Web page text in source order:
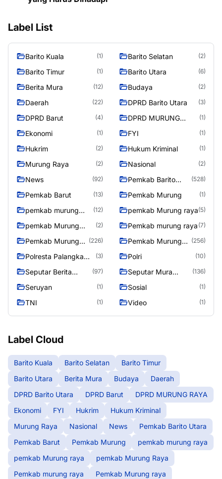
Label List
Barito Kuala (1) Barito Selatan (2)
Barito Timur (1) Barito Utara (6)
Berita Mura (12) Budaya (2)
Daerah (22) DPRD Barito Utara (3)
DPRD Barut (4)
DPRD MURUNG
(1)
Ekonomi (1) FYI (1)
Hukrim (2) Hukum Kriminal (1)
Murung Raya (2) Nasional (2)
News (92)
Pemkab Barito
(528)
Pemkab Barut (13) Pemkab Murung (1)
pemkab murung
(12) pemkab Murung raya(5)
pemkab Murung
(2) Pemkab murung raya (7)
Pemkab Murung
(226)
Pemkab Murung
(256)
Polresta Palangka
(3) Polri (10)
Seputar Berita
(97)
Seputar Mura
(136)
Seruyan (1) Sosial (1)
TNI (1) Video (1)
Label Cloud
Barito Kuala Barito Selatan
Barito Timur
Barito Utara
Berita Mura Budaya
Daerah
DPRD Barito Utara
DPRD Barut
DPRD MURUNG RAYA
Ekonomi
FYI Hukrim
Hukum Kriminal
Murung Raya
Nasional News
Pemkab Barito Utara
Pemkab Barut
Pemkab Murung
pemkab murung raya
pemkab Murung raya
pemkab Murung Raya
Pemkab murung raya
Pemkab Murung raya